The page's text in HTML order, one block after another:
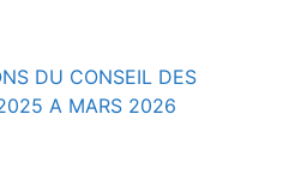
DU CONSEIL DES
A MARS 2026